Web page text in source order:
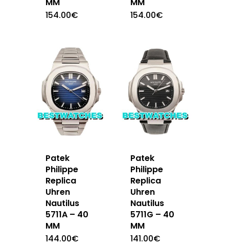
154.00€
154.00€
Patek
Philippe
Replica
Uhren
Nautilus
5711A – 40
MM
144.00€
Patek
Philippe
Replica
Uhren
Nautilus
5711G – 40
MM
141.00€